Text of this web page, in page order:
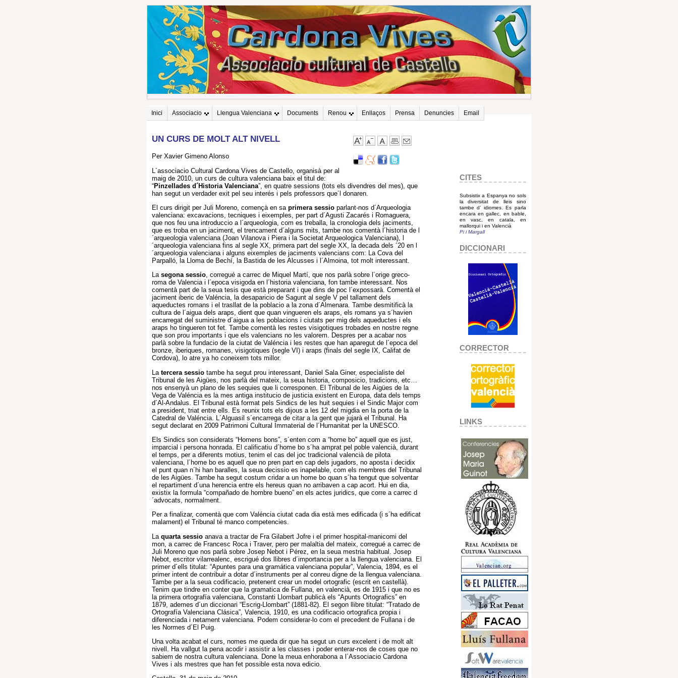
Inici Associacio Llengua Valenciana Documents Renou Enllaços Prensa Denuncies Email
UN CURS DE MOLT ALT NIVELL
Per Xavier Gimeno Alonso
L´associacio Cultural Cardona Vives de Castello, organisà per al
maig de 2010, un curs de cultura valenciana baix el titul de:
“Pinzellades d´Historia Valenciana”, en quatre sessions (tots els divendres del mes), que
han segut un verdader exit pel seu interés i pels professors que´l donaren.
El curs dirigit per Juli Moreno, començà en sa primera sessio parlant-nos d´Arqueologia
valenciana: excavacions, tecniques i eixemples, per part d´Agusti Zacarés i Romaguera,
que nos feu una introduccio a l´arqueologia, com es treballa, la cronologia dels jaciments,
que es troba en un jaciment, el trencament d´alguns mits, tambe nos comentà l´historia de l
´arqueologia valenciana (Joan Vilanova i Piera i la Societat Arqueologica Valenciana), l
´arqueologia valenciana fins al segle XX, primera part del segle XX, la decada dels ´20 en l
´arqueologia valenciana i alguns eixemples de jaciments valencians com: La Cova del
Parpalló, la Lloma de Bechí, la Bastida de les Alcusses i l´Almoina, tot molt interessant.
La segona sessio, corregué a carrec de Miquel Martí, que nos parlà sobre l´orige greco-
roma de Valencia i l´epoca visigoda en l´historia valenciana, fon tambe interessant. Nos
comentà part de la seua tesis que està preparant i que dins de poc l´expossarà. Comentà el
jaciment iberic de Valéncia, la desaparicio de Sagunt al segle V pel tallament dels
aqueductes romans i el trasllat de la poblacio a la zona d´Almenara. Tambe desmitificà la
cultura de l´aigua dels araps, dient que quan vingueren els araps, els romans ya s´havien
encarregat del suministre d´aigua a les poblacions i ciutats per mig dels aqueductes i els
araps ho tingueren tot fet. Tambe comentà les restes visigotiques trobades en nostre regne
que son prou importants i que els valencians no les valorem. Despres per a acabar nos
parlà sobre la fundacio de la ciutat de Valéncia i les restes que han aparegut de l´epoca del
bronze, iberiques, romanes, visigotiques (segle VI) i araps (finals del segle IX, Califat de
Cordova), lo atre ya ho coneixem tots millor.
La tercera sessio tambe ha segut prou interessant, Daniel Sala Giner, especialiste del
Tribunal de les Aigües, nos parlà del mateix, la seua historia, composicio, tradicions, etc…
nos ensenyà un plano de les sequies que li corresponen. El Tribunal de les Aigües de la
Vega de Valéncia es la mes antiga institucio de justicia existent en Europa, data dels temps
d´Al-Andalus. El Tribunal està format pels Sindics de les huit sequies i el Sindic Major com
a president, triat entre ells. Es reunix tots els dijous a les 12 del migdia en la porta de la
Catedral de Valéncia. L´Alguasil s´encarrega de citar a la gent que jujarà el Tribunal. Ha
segut declarat en 2009 Patrimoni Cultural Immaterial de l´Humanitat per la UNESCO.
Els Sindics son considerats “Homens bons”, s´enten com a “home bo” aquell que es just,
imparcial i persona honrada. El calificatiu d´home bo s´ha amprat pel poble valencià, durant
el temps, per a diferents motius, tenim el cas del joc tradicional valencià de pilota
valenciana, l´home bo es aquell que no pren part en cap dels jugadors, no aposta i decidix
el punt quan n´hi han baralles, la seua decissio es inapelable, com els membres del Tribunal
de les Aigües. Tambe ha segut costum cridar a un home bo quan s´ha tengut que solventar
el repartiment d´una herencia entre els hereus quan no arribaven a cap acort. Hui en dia,
existix la formula “compañado de hombre bueno” en els actes juridics, que corre a carrec d
´advocats, normalment.
Per a finalizar, comentà que com Valéncia ciutat cada dia està mes edificada (i s´ha edificat
malament) el Tribunal té manco competencies.
La quarta sessio anava a tractar de Fra Gilabert Jofre i el primer hospital-manicomi del
mon, a carrec de Francesc Roca i Traver, pero per malaltia del mateix, corregué a carrec de
Juli Moreno que nos parlà sobre Josep Nebot i Pérez, en la seua mestria habitual. Josep
Nebot, escritor vilarrealenc, escrigué dos llibres d´importancia per a la llengua valenciana. El
primer d´ells titulat: “Apuntes para una gramática valenciana popular”, Valencia, 1894, es el
primer intent de contribuir a dotar d´instruments per al conreu digne de la llengua valenciana.
Tambe per a la seua codificacio, pretenent crear un model ortografic (escrit en castellà).
Tenim que tindre en conter que la gramatica de Fullana, en valencià, es de 1915 i que no es
la primera ortografía valenciana, Constanti Llombart publicà els “Apunts Ortografics” en
1879, ademes d´un diccionari “Escrig-Llombart” (1881-82). El segon llibre titulat: “Tratado de
Ortografía Valenciana Clásica”, Valencia, 1910, es una codificacio ortografica propia i
diferenciada i netament valenciana. Podem considerar-lo com el precedent de Fullana i de
les Normes d´El Puig.
Una volta acabat el curs, nomes me queda dir que ha segut un curs excelent i de molt alt
nivell. Ha vallgut la pena acodir i assistir a les classes i poder enterar-nos de coses que no
sabiem de nostra cultura valenciana. Done la meua enhorabona a l´Associacio Cardona
Vives i als mestres que han fet possible esta nova edicio.
CITES
Subsistix a Espanya no sols
la diversitat de lleis sino
tambe d’ idiomes. Es parla
encara en gallec, en bable,
en vasc, en catala, en
mallorqui i en Valencià
Pi i Margall
DICCIONARI
CORRECTOR
LINKS